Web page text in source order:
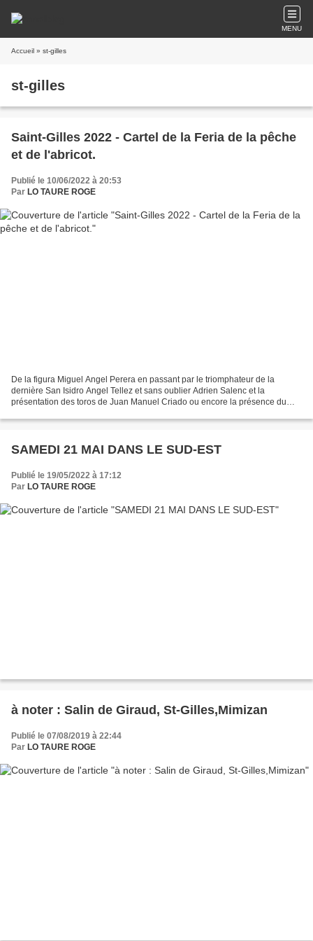
MENU
Accueil » st-gilles
st-gilles
Saint-Gilles 2022 - Cartel de la Feria de la pêche
et de l'abricot.
Publié le 10/06/2022 à 20:53
Par LO TAURE ROGE
De la figura Miguel Angel Perera en passant par le triomphateur de la
dernière San Isidro Angel Tellez et sans oublier Adrien Salenc et la
présentation des toros de Juan Manuel Criado ou encore la présence du
SAMEDI 21 MAI DANS LE SUD-EST
Publié le 19/05/2022 à 17:12
Par LO TAURE ROGE
à noter : Salin de Giraud, St-Gilles,Mimizan
Publié le 07/08/2019 à 22:44
Par LO TAURE ROGE